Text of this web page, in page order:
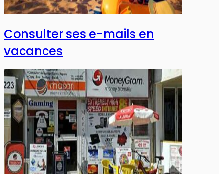
Consulter ses e-mails en
vacances